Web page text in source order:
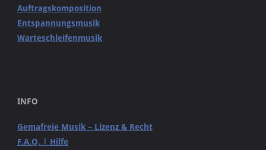
Auftragskomposition
Entspannungsmusik
Warteschleifenmusik
INFO
Gemafreie Musik – Lizenz & Recht
F.A.Q. | Hilfe